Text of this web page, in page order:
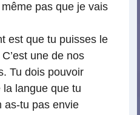
pas que je vais
est que tu puisses le
une de nos
Tu dois pouvoir
langue que tu
as-tu pas envie